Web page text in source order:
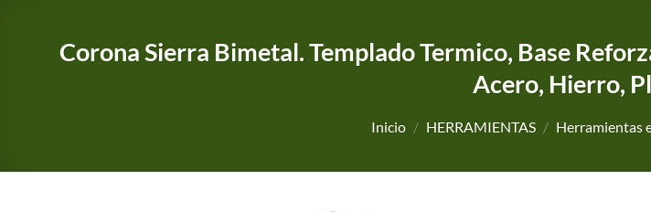
Corona Sierra Bimetal. Templado Termico, Base
Acero, Hierro,
Inicio / HERRAMIENTAS / Herramientas